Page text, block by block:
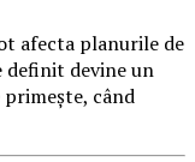
afecta planurile de
definit devine un
când